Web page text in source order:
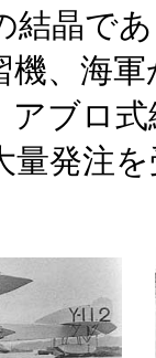
結晶で
機、海
アブロ
量発注